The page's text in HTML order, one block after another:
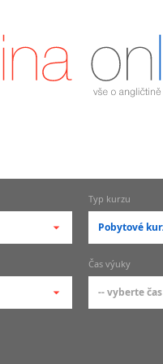
Typ kurzu
Pobytové
-- vyberte
Čas výuky
-- vyberte